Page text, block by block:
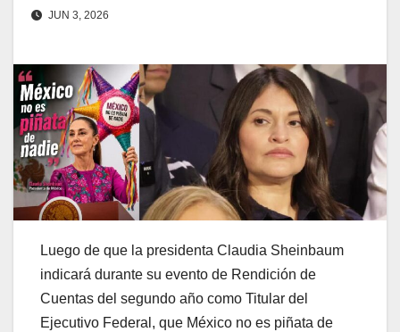
JUN 3, 2026
Luego de que la presidenta Claudia Sheinbaum
indicará durante su evento de Rendición de
Cuentas del segundo año como Titular del
Ejecutivo Federal, que México no es piñata de